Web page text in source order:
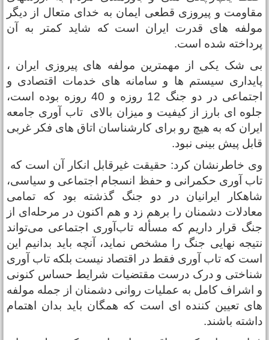
و پیروزی قطعی ایمان به خدای متعال از دیگر
های قدرت ایران است که شاید کمتر به آن
شده است.
شک یکی از مهمترین مولفه های پیروزی ایران ،
سیستم ها و سامانه های خدمات اقتصادی و
اجتماعی در دو جنگ 12 روزه و 40 روزه بوده است،
ای بارز از کیفیت و میزان بالای تاب آوری جامعه
که به هیچ رو برای کارشناسان اتاق های فکر غربی
پیش بینی نبود.
خاطرنشان کرد: حقیقت غیرقابل انکار آن است که
آوری حکمرانی و حفظ انسجام اجتماعی و سیاسی،
ایرانیان در دو جنگ گذشته بود که تمامی
دشمنان را برهم زد و هم اکنون در مرحله‌ای از
قرار داریم که مسأله تاب‌آوری اجتماعی می‌تواند
نهایی جنگ را مشخص نماید، آنچه باید بدانیم این
که تاب آوری فقط در اقتصاد نیست بلکه تاب آوری
و درک درست مقتضیات شرایط حساس کنونی
اشراف کامل به عملیات روانی دشمنان از جمله مولفه
تعیین کننده ای است که همگان باید بدان اهتمام
باشند.